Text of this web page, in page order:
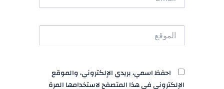
الموقع
احفظ اسمي، بريدي الإلكتروني، والموقع
الإلكتروني في هذا المتصفح لاستخدامها المرة